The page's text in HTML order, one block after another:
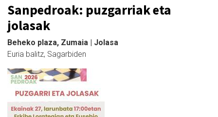
Sanpedroak: puzgarriak eta
jolasak
Beheko plaza, Zumaia | Jolasa
Euria balitz, Sagarbiden